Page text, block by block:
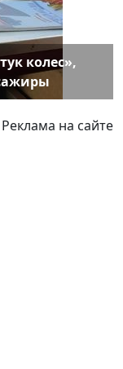
колес»,
Реклама на сайте